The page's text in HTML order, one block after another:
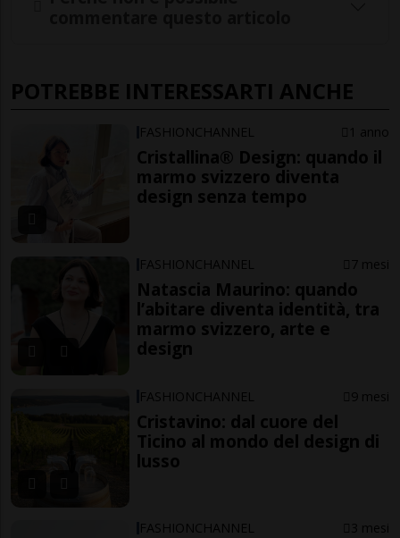
POTREBBE INTERESSARTI ANCHE
FASHIONCHANNEL 1 anno
Cristallina® Design: quando il
marmo svizzero diventa
design senza tempo
FASHIONCHANNEL 7 mesi
Natascia Maurino: quando
l’abitare diventa identità, tra
marmo svizzero, arte e
design
FASHIONCHANNEL 9 mesi
Cristavino: dal cuore del
Ticino al mondo del design di
lusso
FASHIONCHANNEL 3 mesi